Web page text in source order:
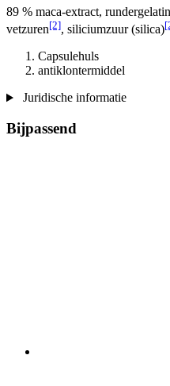
89 % maca-extract,
vetzuren[2], siliciumzuur (silica)
Capsulehuls
antiklontermiddel
Juridische informatie
Bijpassend